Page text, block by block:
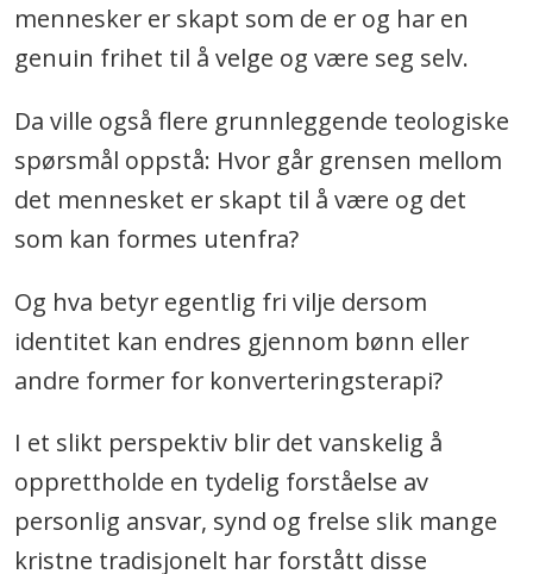
mennesker er skapt som de er og har en
genuin frihet til å velge og være seg selv.
Da ville også flere grunnleggende teologiske
spørsmål oppstå: Hvor går grensen mellom
det mennesket er skapt til å være og det
som kan formes utenfra?
Og hva betyr egentlig fri vilje dersom
identitet kan endres gjennom bønn eller
andre former for konverteringsterapi?
I et slikt perspektiv blir det vanskelig å
opprettholde en tydelig forståelse av
personlig ansvar, synd og frelse slik mange
kristne tradisjonelt har forstått disse